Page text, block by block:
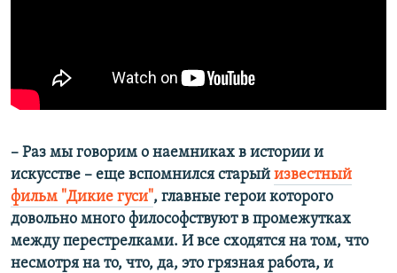
– Раз мы говорим о наемниках в истории и
искусстве – еще вспомнился старый известный
фильм "Дикие гуси", главные герои которого
довольно много философствуют в промежутках
между перестрелками. И все сходятся на том, что
несмотря на то, что, да, это грязная работа, и